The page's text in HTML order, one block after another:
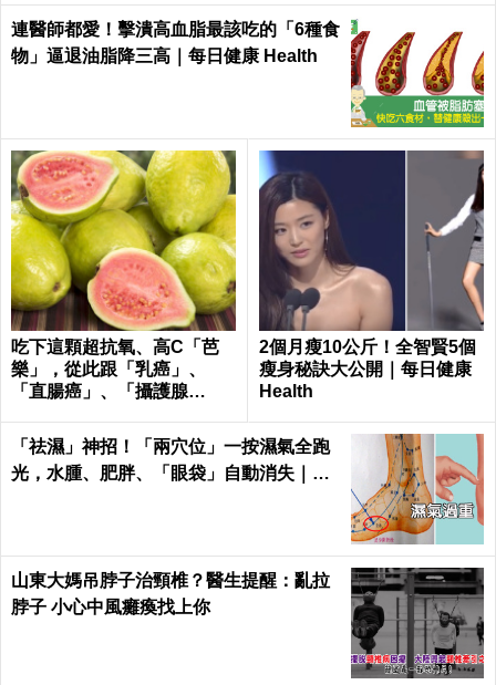
連醫師都愛！擊潰高血脂最該吃的「6種食
物」逼退油脂降三高｜每日健康 Health
吃下這顆超抗氧、高C「芭
樂」，從此跟「乳癌」、
「直腸癌」、「攝護腺
2個月瘦10公斤！全智賢5個
瘦身秘訣大公開｜每日健康
Health
「祛濕」神招！「兩穴位」一按濕氣全跑
光，水腫、肥胖、「眼袋」自動消失｜每
山東大媽吊脖子治頸椎？醫生提醒：亂拉
脖子 小心中風癱瘓找上你